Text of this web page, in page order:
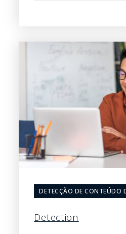
DETECÇÃO DE CONTEÚDO
Detection